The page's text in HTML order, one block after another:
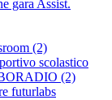
gara Assist.
(2)
scolastico
(2)
futurlabs